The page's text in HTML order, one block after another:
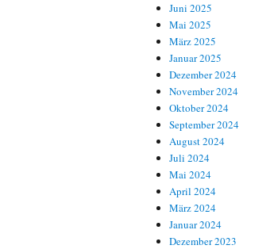
Juni 2025
Mai 2025
März 2025
Januar 2025
Dezember 2024
November 2024
Oktober 2024
September 2024
August 2024
Juli 2024
Mai 2024
April 2024
März 2024
Januar 2024
Dezember 2023